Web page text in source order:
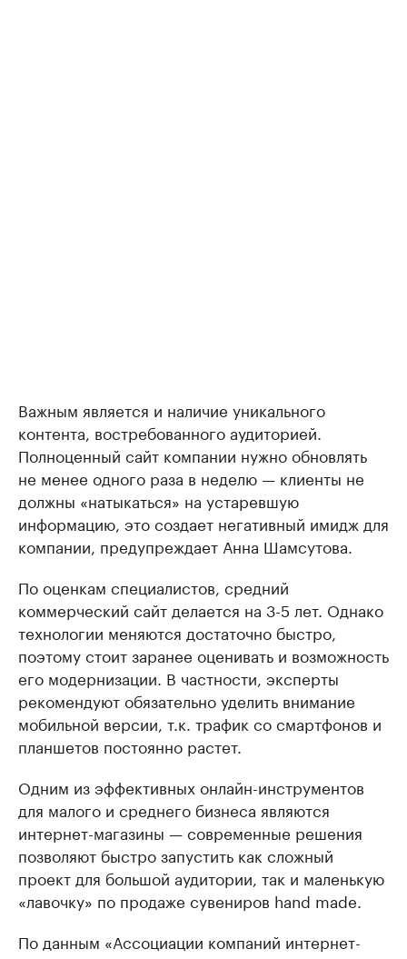
Важным является и наличие уникального
контента, востребованного аудиторией.
Полноценный сайт компании нужно обновлять
не менее одного раза в неделю — клиенты не
должны «натыкаться» на устаревшую
информацию, это создает негативный имидж для
компании, предупреждает Анна Шамсутова.
По оценкам специалистов, средний
коммерческий сайт делается на 3-5 лет. Однако
технологии меняются достаточно быстро,
поэтому стоит заранее оценивать и возможность
его модернизации. В частности, эксперты
рекомендуют обязательно уделить внимание
мобильной версии, т.к. трафик со смартфонов и
планшетов постоянно растет.
Одним из эффективных онлайн-инструментов
для малого и среднего бизнеса являются
интернет-магазины — современные решения
позволяют быстро запустить как сложный
проект для большой аудитории, так и маленькую
«лавочку» по продаже сувениров hand made.
По данным «Ассоциации компаний интернет-